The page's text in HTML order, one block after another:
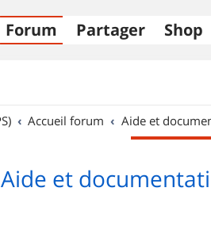
Forum Partager Shop
Accueil forum Aide et
Aide et